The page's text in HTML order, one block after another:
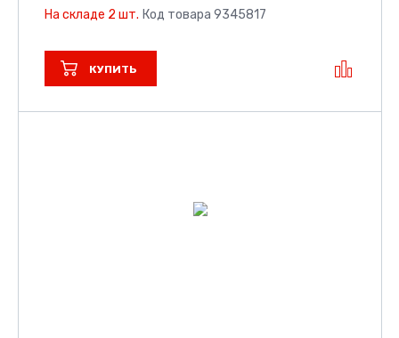
На складе 2 шт. Код товара 9345817
КУПИТЬ